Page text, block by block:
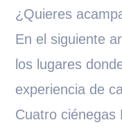
¿Quieres
En el siguiente
los lugares
experiencia de
Cuatro ciénegas